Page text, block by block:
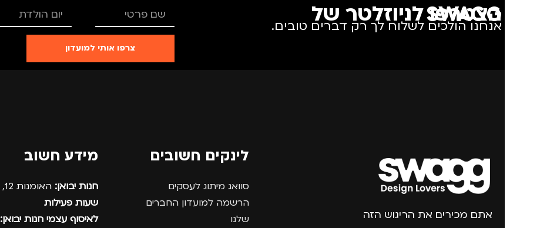
הצטרפו לניוזלטר של SWAGG
אנחנו הולכים לשלוח לך רק דברים טובים.
צרפו אותי למועדון
אתם מכירים את הריגוש הזה
לינקים חשובים
סוואג מיתוג לעסקים
הרשמה למועדון החברים
שלנו
מידע חשוב
חנות יבואן: האומנות 12, נתניה.
שעות פעילות
לאיסוף עצמי חנות יבואן: